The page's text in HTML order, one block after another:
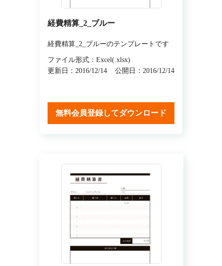
経費精算_2_ブルー
経費精算_2_ブルーのテンプレートです
ファイル形式：Excel(.xlsx)
更新日：2016/12/14
公開日：2016/12/14
無料会員登録してダウンロード